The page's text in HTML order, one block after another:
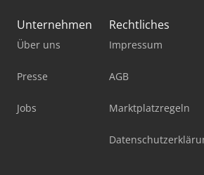
Unternehmen
Über uns
Presse
Jobs
Rechtliches
Impressum
AGB
Marktplatzregeln